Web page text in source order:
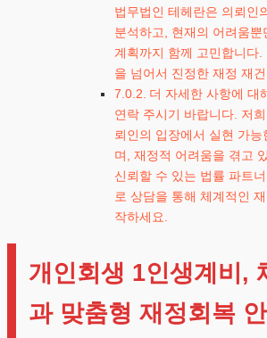
법무법인 테헤란은 의뢰인
분석하고, 현재의 어려움
계획까지 함께 고민합니다
을 넘어서 진정한 재정 재
더 자세한 사항에 대
연락 주시기 바랍니다. 저
뢰인의 입장에서 실현 가능
며, 재정적 어려움을 겪고
신뢰할 수 있는 법률 파트
로 상담을 통해 체계적인
작하세요.
개인회생 1인생계비,
과 맞춤형 재정회복